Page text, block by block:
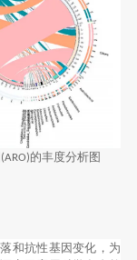
(ARO)的丰度分析图
和抗性基因变化，为